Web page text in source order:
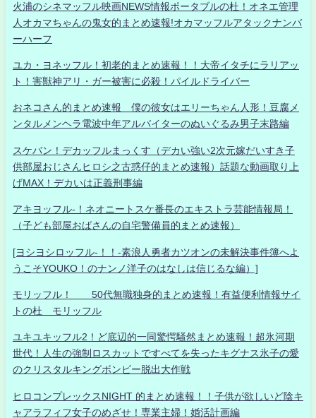
火浦のシネマッフル映画NEWS情報ポータブルの杜！オネエ管理
人オカマちゃんの鬼女的まとめ速報!オカマッフルアタックナンバ
ーハーフ
ユカ・ヨネッフル！初老的まとめ速報！！大帝イタチにラリアッ
ト！害獣神アリ・ガー被害に必殺！パイルドライバー
おネコさん的まとめ速報 僕の彼女はエリーちゃん人形！豆腐メ
ンタルメンヘラ電波中年アルバイターのぬいぐるみ男子末路編
スケバン！デカッフルまっくす（デカい強い2次元嫁だいすき子
供部屋おじさんヒロシ之古惑仔的まとめ速報）話題な動画取り上
げMAX！デカいは正義刑事編
アキヨッフル-！ネオニートスケ番長のエキストラ芸能情報局！
（子ども部屋おばさんの自宅警備員的まとめ速報）
[ヨシヨシロッフル-！！-素浪人勇者カツオンの未解決事件簿へよ
うこそYOUKO！のナンノ洋子のはなしは信じるな編）]
モリッフル！ 50代無職独身的まとめ速報！有益便利情報サイ
トの杜 モリッフル
ユキユキッフル2！ど底辺的一同驚愕騒然まとめ速報！超氷河期
世代！人生の強制ロスカットですべてを失ったキグナス氷子の愛
のクリスタルキングボンビー脱出大作戦
ヒロコンプレックスNIGHT 的まとめ速報！！子供が欲しいど陰キ
ャアラフィフ女子のめざせ！専業主婦！婚活計画編